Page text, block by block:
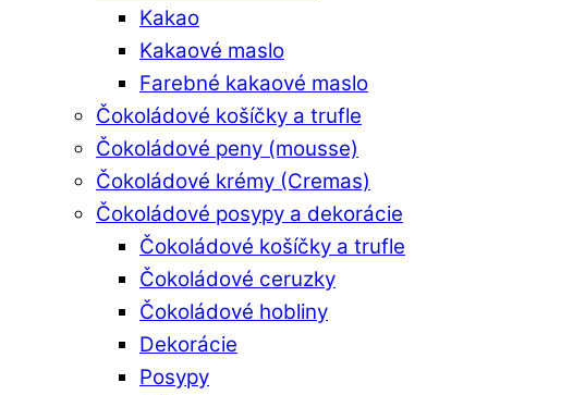
Kakao
Kakaové maslo
Farebné kakaové maslo
Čokoládové košíčky a trufle
Čokoládové peny (mousse)
Čokoládové krémy (Cremas)
Čokoládové posypy a dekorácie
Čokoládové košíčky a trufle
Čokoládové ceruzky
Čokoládové hobliny
Dekorácie
Posypy